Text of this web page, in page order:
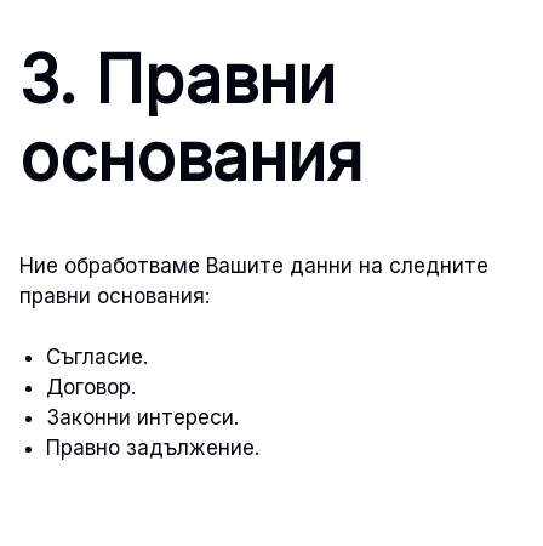
3. Правни
основания
Ние обработваме Вашите данни на следните
правни основания:
Съгласие.
Договор.
Законни интереси.
Правно задължение.